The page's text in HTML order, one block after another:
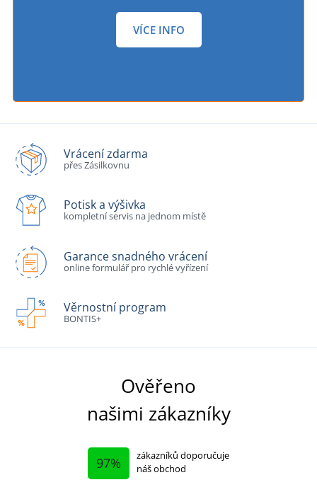
VÍCE INFO
Vrácení zdarma
přes Zásilkovnu
Potisk a výšivka
kompletní servis na jednom místě
Garance snadného vrácení
online formulář pro rychlé vyřízení
Věrnostní program
BONTIS+
Ověřeno
našimi zákazníky
97%
zákazníků doporučuje
náš obchod